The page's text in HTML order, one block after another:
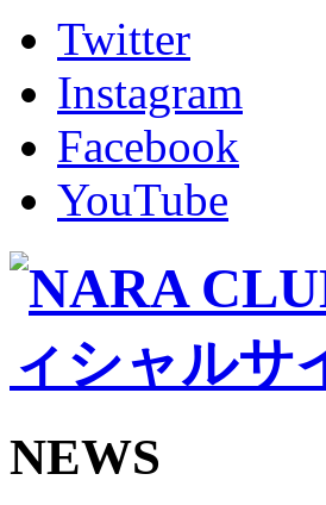
グッズ
ファンコミュニティ
ホームタウン
コラム
その他
TEAM
2026/27トップチーム
2026/27トップチームスタ
バモス
チアダンススクール
ボランティアチーム「
ビクトリーロード
HOMEGAME
観戦ルール＆マナー
Jリーグ運営管理規定
写真・動画使用ガイドラ
Twitter
Instagram
Facebook
YouTube
NEWS